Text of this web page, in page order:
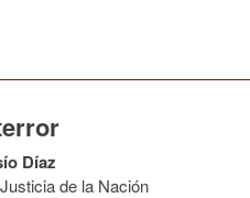
Díaz
de la Nación